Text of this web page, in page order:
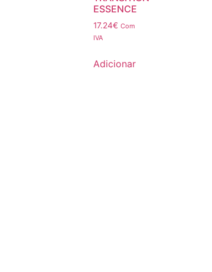
ESSENCE
17.24€ Com
IVA
Adicionar